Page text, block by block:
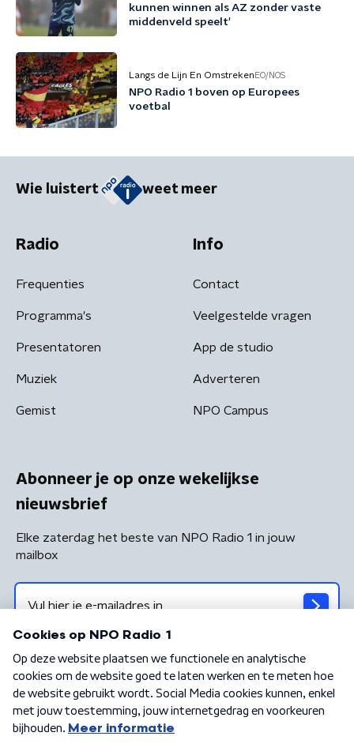
kunnen winnen als AZ zonder vaste
middenveld speelt'
Langs de Lijn En Omstreken EO/NOS
NPO Radio 1 boven op Europees
voetbal
Wie luistert weet meer
Radio
Frequenties
Programma's
Presentatoren
Muziek
Gemist
Info
Contact
Veelgestelde vragen
App de studio
Adverteren
NPO Campus
Abonneer je op onze wekelijkse
nieuwsbrief
Elke zaterdag het beste van NPO Radio 1 in jouw
mailbox
Algemene voorwaarden